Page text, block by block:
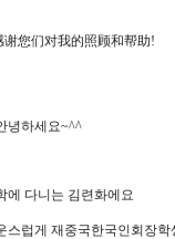
您们对我的照顾和帮助!
녕하세요~^^
에 다니는 김련화에요
스럽게 재중국한국인회장